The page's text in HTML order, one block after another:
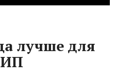
лучше для
ИП